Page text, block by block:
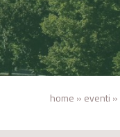
home » eventi »